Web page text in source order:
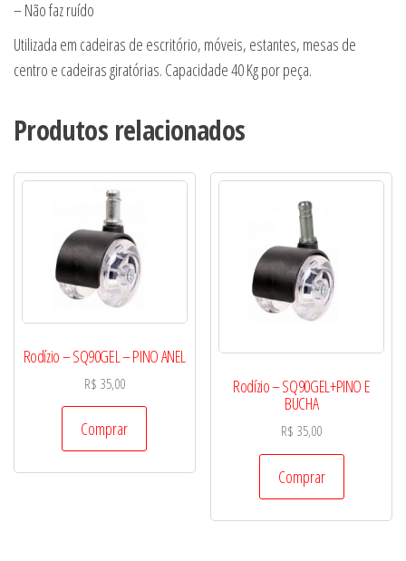
– Não faz ruído
Utilizada em cadeiras de escritório, móveis, estantes, mesas de
centro e cadeiras giratórias. Capacidade 40 Kg por peça.
Produtos relacionados
Rodízio – SQ90GEL – PINO ANEL
R$ 35,00
Comprar
Rodízio – SQ90GEL+PINO E
BUCHA
R$ 35,00
Comprar